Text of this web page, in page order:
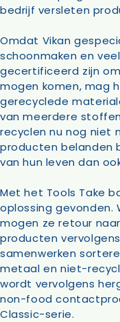
bedrijf versleten
Omdat Vikan
schoonmaken en
gecertificeerd zijn
mogen komen, mag
gerecyclede
van meerdere
recyclen nu nog niet
producten belanden
van hun leven dan
Met het Tools Take
oplossing gevonden.
mogen ze retour
producten
samenwerken
metaal en niet-
wordt vervolgens
non-food
Classic-serie.